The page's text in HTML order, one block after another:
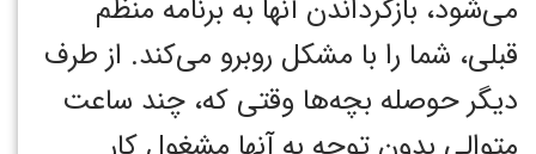
می‌شود، بازگرداندن آنها به برنامه منظم
قبلی، شما را با مشکل روبرو می‌کند. از طرف
دیگر حوصله بچه‌ها وقتی که، چند ساعت